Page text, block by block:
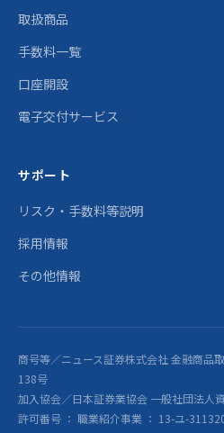
取扱商品
手数料一覧
口座開設
電子交付サービス
サポート
リスク・手数料等説明
採用情報
その他情報
商号等／ニュース証券株式会社 金融商品
138号
加入協会／日本証券業協会 一般社団法人
許可番号 ： 職業紹介事業 ： 13-ユ-